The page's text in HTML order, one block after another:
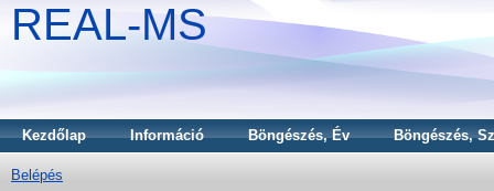
REAL-MS
Kezdőlap Információ Böngészés, Év Böngészés,
Belépés